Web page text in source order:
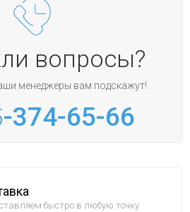
вопросы?
менеджеры вам подскажут!
-374-65-66
быстро в любую точку